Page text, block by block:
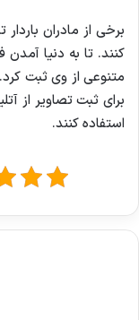
برخی از مادران
کنند. تا به دنیا
متنوعی از وی ثبت کرد.
برای ثبت تصاویر از
استفاده کنند.